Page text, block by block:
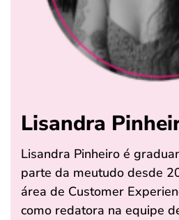
Lisandra
Lisandra Pinheiro é
parte da meutudo desde
área de Customer
como redatora na equipe